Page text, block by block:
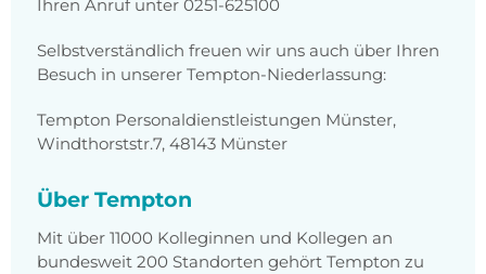
Ihren Anruf unter 0251-625100
Selbstverständlich freuen wir uns auch über Ihren
Besuch in unserer Tempton-Niederlassung:
Tempton Personaldienstleistungen Münster,
Windthorststr.7, 48143 Münster
Über Tempton
Mit über 11000 Kolleginnen und Kollegen an
bundesweit 200 Standorten gehört Tempton zu